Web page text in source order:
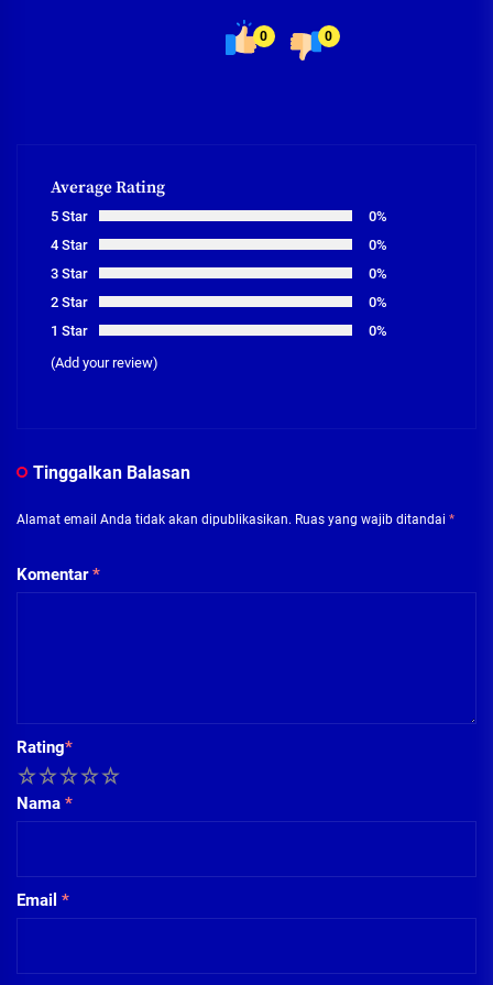
0 0
Average Rating
5 Star
0%
4 Star
0%
3 Star
0%
2 Star
0%
1 Star
0%
(Add your review)
Tinggalkan Balasan
Alamat email Anda tidak akan dipublikasikan. Ruas yang wajib ditandai *
Komentar*
Rating*
5
4
3
2
Nama *
Email *